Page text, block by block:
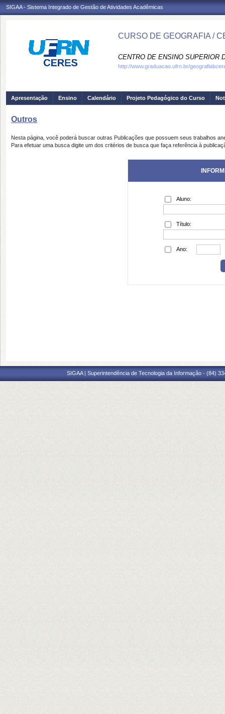
SIGAA - Sistema Integrado de Gestão de Atividades Acadêmicas
CURSO DE GEOGRAFIA /
CENTRO DE ENSINO SUPERIOR
http://www.graduacao.ufrn.br/
Apresentação Ensino Calendário Projeto Pedagógico do Curso
Outros
Nesta página, você poderá buscar outras Publicações que possuem seus trabalhos
Para efetuar uma busca digite um dos critérios de busca que faça referência à
Aluno:
Título:
Ano:
SIGAA | Superintendência de Tecnologia da Informação - (84)